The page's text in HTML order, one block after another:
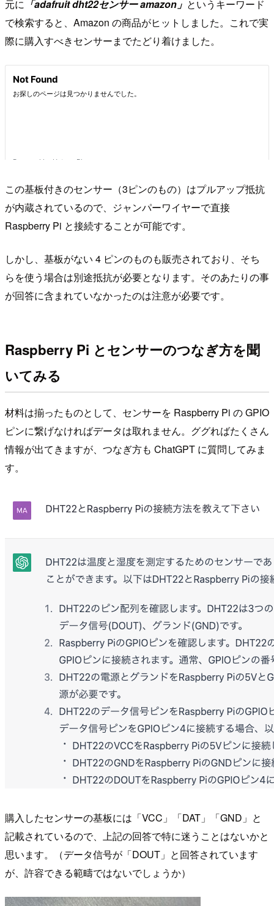
元に 「adafruit dht22センサー amazon」 というキーワード
で検索すると、Amazon の商品がヒットしました。これで実
際に購入すべきセンサーまでたどり着けました。
この基板付きのセンサー（3ピンのもの）はプルアップ抵抗
が内蔵されているので、ジャンパーワイヤーで直接
Raspberry Pi と接続することが可能です。
しかし、基板がない 4 ピンのものも販売されており、そち
らを使う場合は別途抵抗が必要となります。そのあたりの事
が回答に含まれていなかったのは注意が必要です。
Raspberry Pi とセンサーのつなぎ方を聞
いてみる
材料は揃ったものとして、センサーを Raspberry Pi の GPIO
ピンに繋げなければデータは取れません。ググればたくさん
情報が出てきますが、つなぎ方も ChatGPT に質問してみま
す。
購入したセンサーの基板には「VCC」「DAT」「GND」と
記載されているので、上記の回答で特に迷うことはないかと
思います。（データ信号が「DOUT」と回答されています
が、許容できる範疇ではないでしょうか）